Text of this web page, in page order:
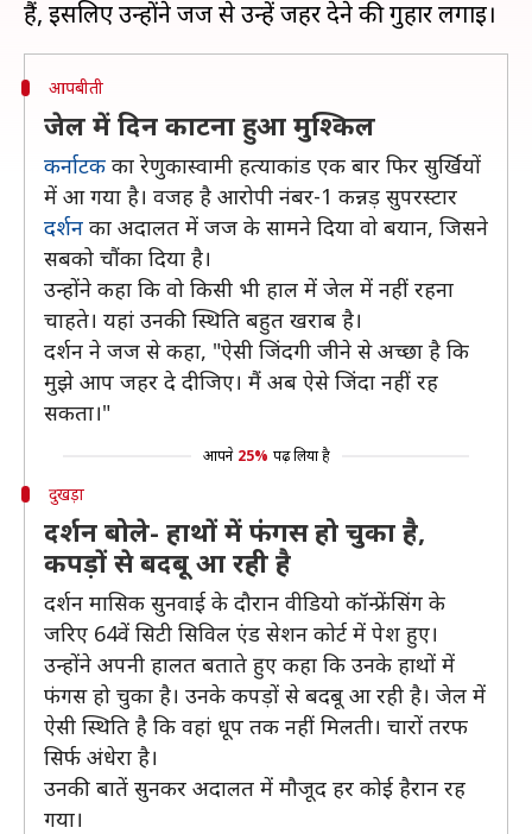
आपबीती
जेल में दिन काटना हुआ मुश्किल
कर्नाटक का रेणुकास्वामी हत्याकांड एक बार फिर सुर्खियों
में आ गया है। वजह है आरोपी नंबर-1 कन्नड़ सुपरस्टार
दर्शन का अदालत में जज के सामने दिया वाे बयान, जिसने
सबको चौंका दिया है।
उन्होंने कहा कि वो किसी भी हाल में जेल में नहीं रहना
चाहते। यहां उनकी स्थिति बहुत खराब है।
दर्शन ने जज से कहा, "ऐसी जिंदगी जीने से अच्छा है कि
मुझे आप जहर दे दीजिए। मैं अब ऐसे जिंदा नहीं रह
सकता।"
आपने 25% पढ़ लिया है
दुखड़ा
दर्शन बोले- हाथों में फंगस हो चुका है,
कपड़ों से बदबू आ रही है
दर्शन मासिक सुनवाई के दौरान वीडियो कॉन्फ्रेंसिंग के
जरिए 64वें सिटी सिविल एंड सेशन कोर्ट में पेश हुए।
उन्होंने अपनी हालत बताते हुए कहा कि उनके हाथों में
फंगस हो चुका है। उनके कपड़ों से बदबू आ रही है। जेल में
ऐसी स्थिति है कि वहां धूप तक नहीं मिलती। चारों तरफ
सिर्फ अंधेरा है।
उनकी बातें सुनकर अदालत में मौजूद हर कोई हैरान रह
गया।